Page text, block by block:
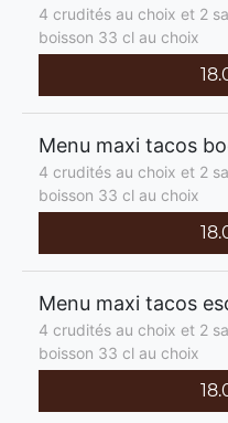
4 crudités au choix et 2
boisson 33 cl au choix
Menu maxi tacos
4 crudités au choix et 2
boisson 33 cl au choix
Menu maxi tacos
4 crudités au choix et 2
boisson 33 cl au choix